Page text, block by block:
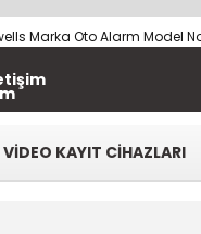
KAYIT CİHAZLARI